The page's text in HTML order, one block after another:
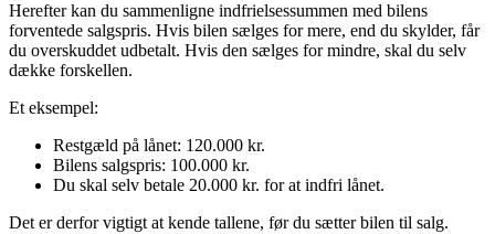
Herefter kan du sammenligne indfrielsessummen med bilens
forventede salgspris. Hvis bilen sælges for mere, end du skylder, får
du overskuddet udbetalt. Hvis den sælges for mindre, skal du selv
dække forskellen.
Et eksempel:
Restgæld på lånet: 120.000 kr.
Bilens salgspris: 100.000 kr.
Du skal selv betale 20.000 kr. for at indfri lånet.
Det er derfor vigtigt at kende tallene, før du sætter bilen til salg.